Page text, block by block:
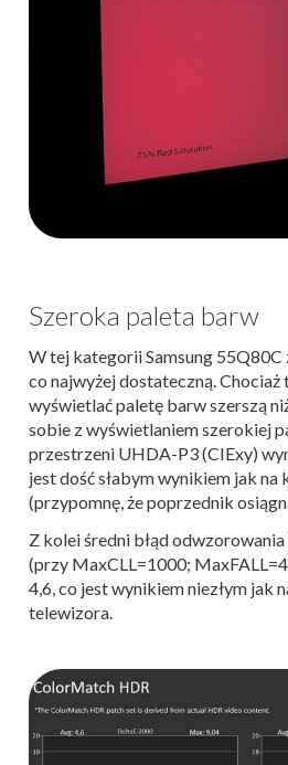
Szeroka paleta barw
W tej kategorii Samsung 55Q80C
co najwyżej dostateczną.
wyświetlać paletę barw szerszą
sobie z wyświetlaniem szerokiej
przestrzeni UHDA-P3 (CIExy)
jest dość słabym wynikiem jak na
(przypomnę, że poprzednik
Z kolei średni błąd
(przy MaxCLL=1000;
4,6, co jest wynikiem niezłym jak
telewizora.